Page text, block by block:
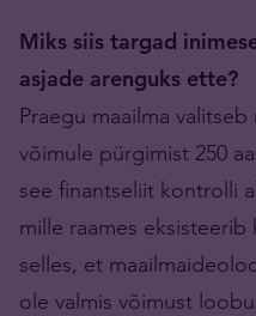
Miks siis targad
asjade arenguks ette?
Praegu maailma
võimule pürgimist 250
see finantseliit kontrolli
mille raames
selles, et
ole valmis võimust